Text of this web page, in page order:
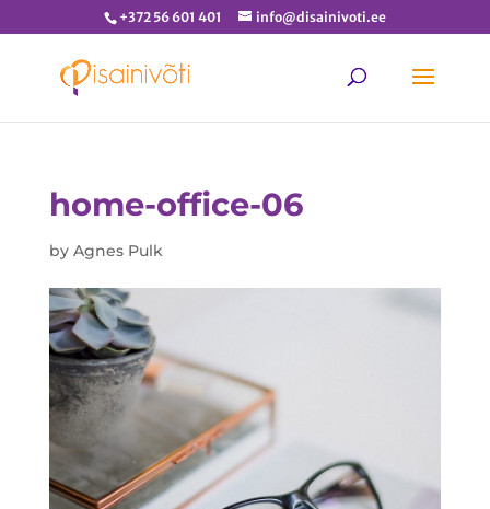
+372 56 601 401 info@disainivoti.ee
home-office-06
by Agnes Pulk